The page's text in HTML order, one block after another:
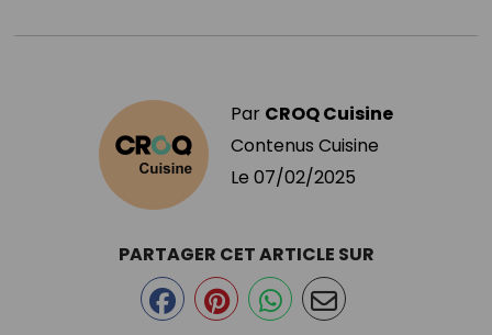
Par CROQ Cuisine
Contenus Cuisine
Le 07/02/2025
PARTAGER CET ARTICLE SUR